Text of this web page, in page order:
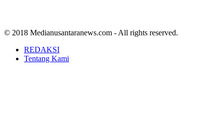
© 2018 Medianusantaranews.com - All rights reserved.
REDAKSI
Tentang Kami